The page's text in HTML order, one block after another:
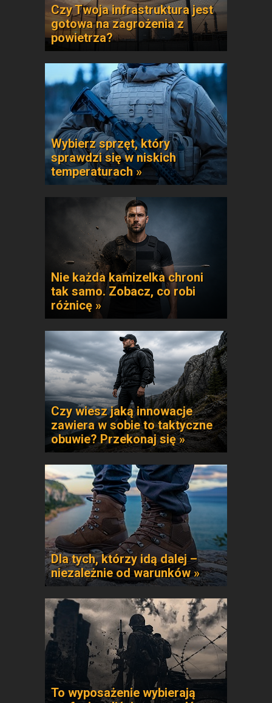
Czy Twoja infrastruktura jest
gotowa na zagrożenia z
powietrza?
Wybierz sprzęt, który
sprawdzi się w niskich
temperaturach »
Nie każda kamizelka chroni
tak samo. Zobacz, co robi
różnicę »
Czy wiesz jaką innowacje
zawiera w sobie to taktyczne
obuwie? Przekonaj się »
Dla tych, którzy idą dalej –
niezależnie od warunków »
To wyposażenie wybierają